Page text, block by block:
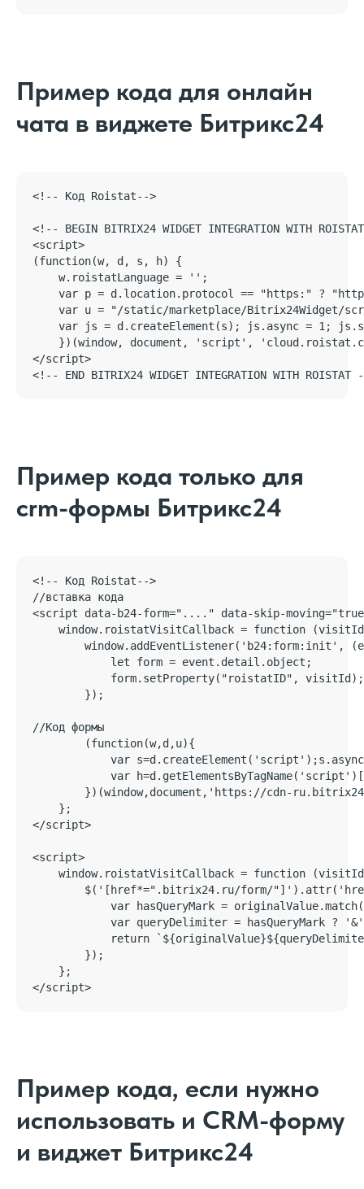
Пример кода для онлайн
чата в виджете Битрикс24
<!-- Код Roistat-->
<!-- BEGIN BITRIX24 WIDGET INTEGRATION WITH
<script>
(function(w, d, s, h) {
    w.roistatLanguage = '';
var p = d.location.protocol == "https:" ?
var u = "/static/marketplace/Bitrix24Widget/
var js = d.createElement(s); js.async = 1;
})(window, document, 'script',
</script>
<!-- END BITRIX24 WIDGET INTEGRATION WITH ROISTAT
Пример кода только для
crm-формы Битрикс24
<!-- Код Roistat-->
//вставка кода
<script data-b24-form="...." data-skip-
window.roistatVisitCallback = function
window.addEventListener('b24:form:init',
            let form = event.detail.object;
            form.setProperty("roistatID", visitId);
        });
//Код формы
        (function(w,d,u){
var
var
})(window,document,'https://cdn-
    };
</script>
<script>
window.roistatVisitCallback = function
$('[href*=".bitrix24.ru/form/
var hasQueryMark =
var queryDelimiter = hasQueryMark ?
return
        });
    };
</script>
Пример кода, если нужно
использовать и CRM-форму
и виджет Битрикс24